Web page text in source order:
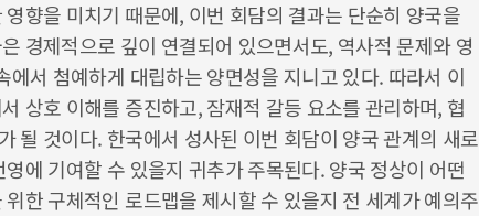
향을 미치기 때문에, 이번 회담의 결과는 단순히 양국을
경제적으로 깊이 연결되어 있으면서도, 역사적 문제와 영
서 첨예하게 대립하는 양면성을 지니고 있다. 따라서 이
상호 이해를 증진하고, 잠재적 갈등 요소를 관리하며, 협
될 것이다. 한국에서 성사된 이번 회담이 양국 관계의 새로
에 기여할 수 있을지 귀추가 주목된다. 양국 정상이 어떤
한 구체적인 로드맵을 제시할 수 있을지 전 세계가 예의주